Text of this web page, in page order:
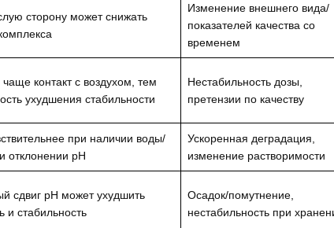
сторону может снижать
Изменение внешнего вида/
показателей качества со
временем
контакт с воздухом, тем
ухудшения стабильности
Нестабильность дозы,
претензии по качеству
при наличии воды/
отклонении pH
Ускоренная деградация,
изменение растворимости
сдвиг pH может ухудшить
и стабильность
Осадок/помутнение,
нестабильность при